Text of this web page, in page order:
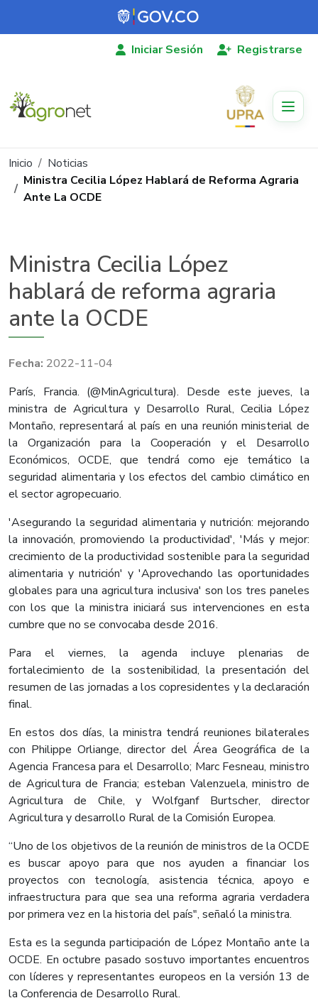
Pasar al contenido principal
Iniciar Sesión Registrarse
Ruta de navegación
Inicio
Noticias
Ministra Cecilia López Hablará de Reforma Agraria
Ante La OCDE
Ministra Cecilia López
hablará de reforma agraria
ante la OCDE
2022-11-04
París, Francia. (@MinAgricultura). Desde este jueves, la
ministra de Agricultura y Desarrollo Rural, Cecilia López
Montaño, representará al país en una reunión ministerial de
la Organización para la Cooperación y el Desarrollo
Económicos, OCDE, que tendrá como eje temático la
seguridad alimentaria y los efectos del cambio climático en
el sector agropecuario.
'Asegurando la seguridad alimentaria y nutrición: mejorando
la innovación, promoviendo la productividad', 'Más y mejor:
crecimiento de la productividad sostenible para la seguridad
alimentaria y nutrición' y 'Aprovechando las oportunidades
globales para una agricultura inclusiva' son los tres paneles
con los que la ministra iniciará sus intervenciones en esta
cumbre que no se convocaba desde 2016.
Para el viernes, la agenda incluye plenarias de
fortalecimiento de la sostenibilidad, la presentación del
resumen de las jornadas a los copresidentes y la declaración
final.
En estos dos días, la ministra tendrá reuniones bilaterales
con Philippe Orliange, director del Área Geográfica de la
Agencia Francesa para el Desarrollo; Marc Fesneau, ministro
de Agricultura de Francia; esteban Valenzuela, ministro de
Agricultura de Chile, y Wolfganf Burtscher, director
Agricultura y desarrollo Rural de la Comisión Europea.
“Uno de los objetivos de la reunión de ministros de la OCDE
es buscar apoyo para que nos ayuden a financiar los
proyectos con tecnología, asistencia técnica, apoyo e
infraestructura para que sea una reforma agraria verdadera
por primera vez en la historia del país", señaló la ministra.
Esta es la segunda participación de López Montaño ante la
OCDE. En octubre pasado sostuvo importantes encuentros
con líderes y representantes europeos en la versión 13 de
la Conferencia de Desarrollo Rural.